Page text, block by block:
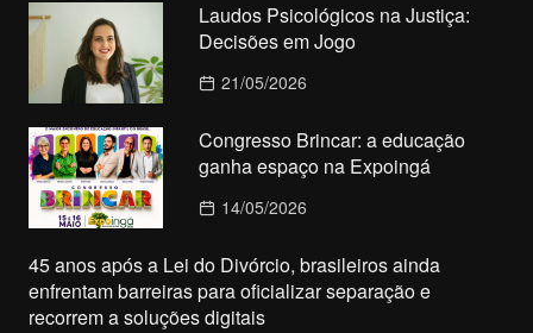
Laudos Psicológicos na Justiça:
Decisões em Jogo
21/05/2026
Congresso Brincar: a educação
ganha espaço na Expoingá
14/05/2026
45 anos após a Lei do Divórcio, brasileiros ainda
enfrentam barreiras para oficializar separação e
recorrem a soluções digitais